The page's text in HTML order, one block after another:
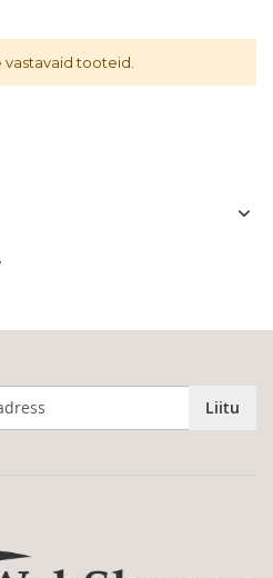
vastavaid tooteid.
Liitu